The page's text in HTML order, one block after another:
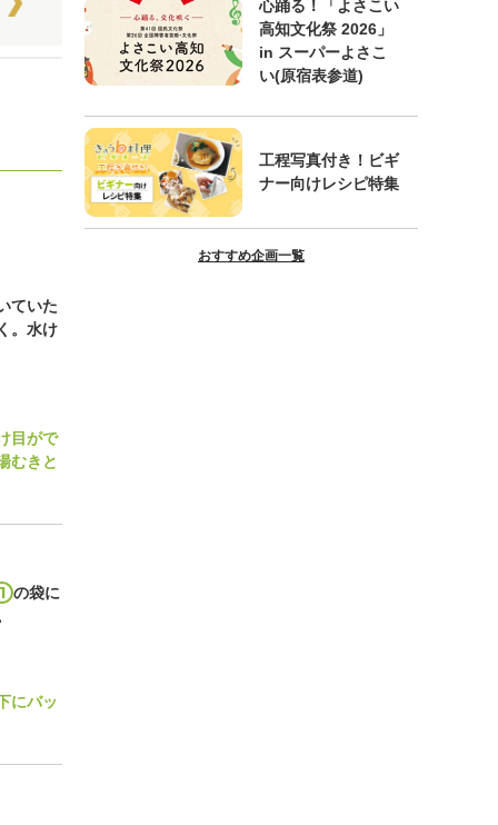
ていた
。水け
目がで
むきと
1 の袋に
にバッ
心踊る！「よさこい
高知文化祭 2026」
in スーパーよさこ
い(原宿表参道)
工程写真付き！ビギ
ナー向けレシピ特集
おすすめ企画一覧